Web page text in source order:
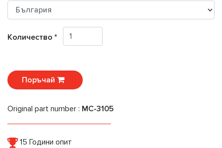
Количество *
Поръчай
Original part number : MC-3105
15 Години опит